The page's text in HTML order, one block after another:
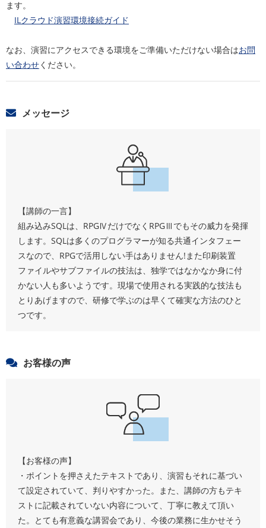
ます。
ILクラウド演習環境接続ガイド
なお、演習にアクセスできる環境をご準備いただけない場合はお問
い合わせください。
メッセージ
【講師の一言】
組み込みSQLは、RPGⅣだけでなくRPGⅢでもその威力を発揮
します。SQLは多くのプログラマーが知る共通インタフェー
スなので、RPGで活用しない手はありません!また印刷装置
ファイルやサブファイルの技法は、独学ではなかなか身に付
かない人も多いようです。現場で使用される実践的な技法も
とりあげますので、研修で学ぶのは早くて確実な方法のひと
つです。
お客様の声
【お客様の声】
・ポイントを押さえたテキストであり、演習もそれに基づい
て設定されていて、判りやすかった。また、講師の方もテキ
ストに記載されていない内容について、丁寧に教えて頂い
た。とても有意義な講習会であり、今後の業務に生かせそう